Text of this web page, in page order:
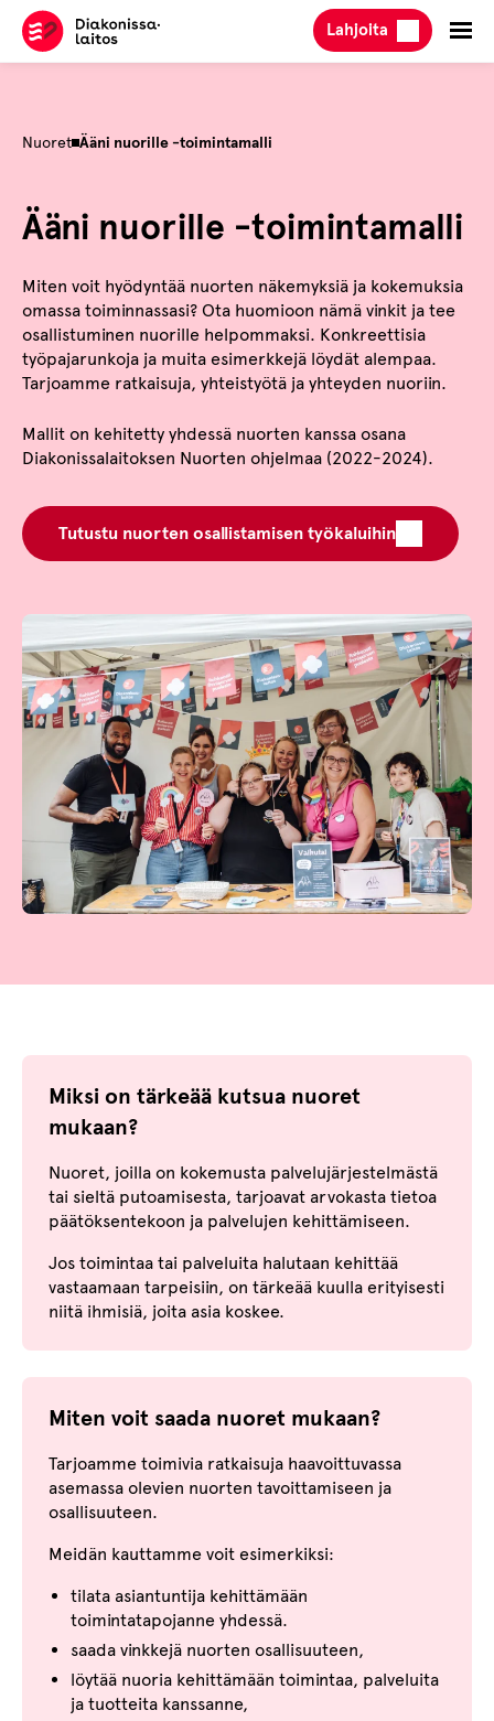
Hyppää
sisältöön
Lahjoita
Nuoret Ääni nuorille -toimintamalli
Ääni nuorille -toimintamalli
Miten voit hyödyntää nuorten näkemyksiä ja kokemuksia
omassa toiminnassasi? Ota huomioon nämä vinkit ja tee
osallistuminen nuorille helpommaksi. Konkreettisia
työpajarunkoja ja muita esimerkkejä löydät alempaa.
Tarjoamme ratkaisuja, yhteistyötä ja yhteyden nuoriin.
Mallit on kehitetty yhdessä nuorten kanssa osana
Diakonissalaitoksen Nuorten ohjelmaa (2022-2024).
Tutustu nuorten osallistamisen työkaluihin
Miksi on tärkeää kutsua nuoret
mukaan?
Nuoret, joilla on kokemusta palvelujärjestelmästä
tai sieltä putoamisesta, tarjoavat arvokasta tietoa
päätöksentekoon ja palvelujen kehittämiseen.
Jos toimintaa tai palveluita halutaan kehittää
vastaamaan tarpeisiin, on tärkeää kuulla erityisesti
niitä ihmisiä, joita asia koskee.
Miten voit saada nuoret mukaan?
Tarjoamme toimivia ratkaisuja haavoittuvassa
asemassa olevien nuorten tavoittamiseen ja
osallisuuteen.
Meidän kauttamme voit esimerkiksi:
tilata asiantuntija kehittämään
toimintatapojanne yhdessä.
saada vinkkejä nuorten osallisuuteen,
löytää nuoria kehittämään toimintaa, palveluita
ja tuotteita kanssanne,